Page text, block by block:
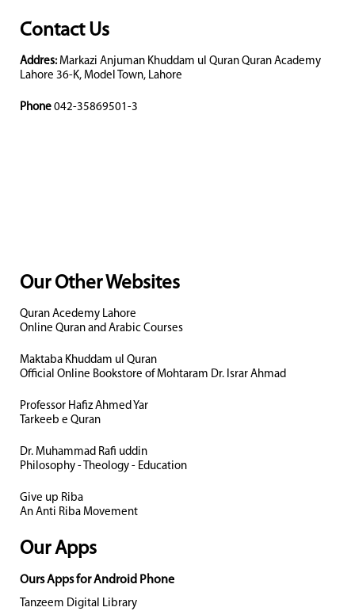
Contact Us
Addres: Markazi Anjuman Khuddam ul Quran Quran Academy
Lahore 36-K, Model Town, Lahore
Phone 042-35869501-3
Our Other Websites
Quran Acedemy Lahore
Online Quran and Arabic Courses
Maktaba Khuddam ul Quran
Official Online Bookstore of Mohtaram Dr. Israr Ahmad
Professor Hafiz Ahmed Yar
Tarkeeb e Quran
Dr. Muhammad Rafi uddin
Philosophy - Theology - Education
Give up Riba
An Anti Riba Movement
Our Apps
Ours Apps for Android Phone
Tanzeem Digital Library